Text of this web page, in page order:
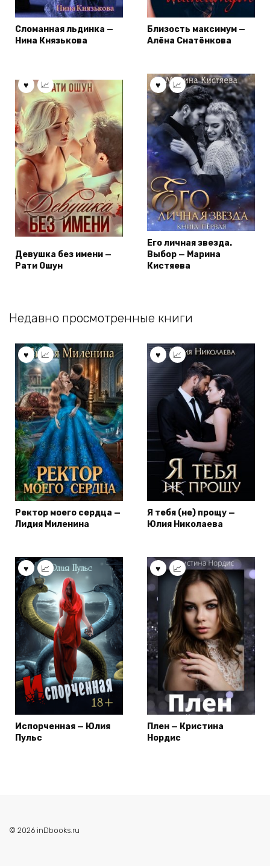
Сломанная льдинка —
Нина Князькова
Близость максимум —
Алёна Снатёнкова
Девушка без имени —
Рати Ошун
Его личная звезда.
Выбор — Марина
Кистяева
Недавно просмотренные книги
Ректор моего сердца —
Лидия Миленина
Я тебя (не) прощу —
Юлия Николаева
Испорченная — Юлия
Пульс
Плен — Кристина
Нордис
© 2026 inDbooks.ru